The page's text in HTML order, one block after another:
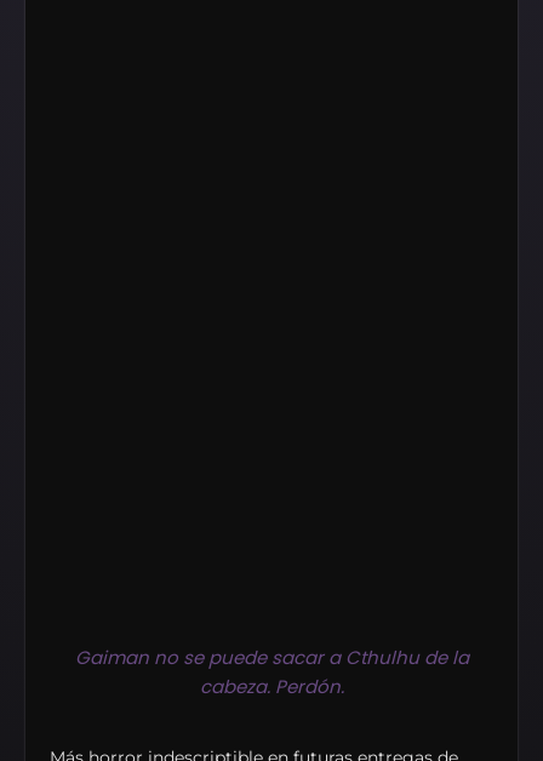
Gaiman no se puede sacar a Cthulhu de la
cabeza. Perdón.